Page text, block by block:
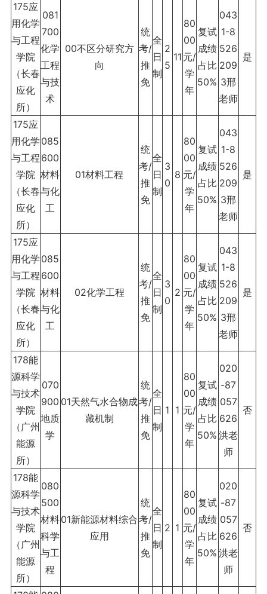
175应
用化学
与工程
学院
（长春
应化
所）
081
700
化学
工程
与技
术
00不区分研究方
向
统
考/
推
免
全
日
制
2
5
11
80
00
元/
学
年
复试
成绩
占比
50%
043
1-8
526
209
3邢
老师
是
175应
用化学
与工程
学院
（长春
应化
所）
085
600
材料
与化
工
01材料工程
统
考/
推
免
全
日
制
3
0
8
80
00
元/
学
年
复试
成绩
占比
50%
043
1-8
526
209
3邢
老师
是
175应
用化学
与工程
学院
（长春
应化
所）
085
600
材料
与化
工
02化学工程
统
考/
推
免
全
日
制
3
0
2
80
00
元/
学
年
复试
成绩
占比
50%
043
1-8
526
209
3邢
老师
是
178能
源科学
与技术
学院
（广州
能源
所）
070
900
地质
学
01天然气水合物成
藏机制
统
考/
推
免
全
日
制
1 1
80
00
元/
学
年
复试
成绩
占比
50%
020
-87
057
626
洪老
师
否
178能
源科学
与技术
学院
（广州
能源
所）
080
500
材料
科学
与工
程
01新能源材料综合
应用
统
考/
推
免
全
日
制
2 1
80
00
元/
学
年
复试
成绩
占比
50%
020
-87
057
626
洪老
师
否